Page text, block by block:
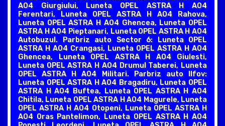
A04 Giurgiului, Luneta OPEL ASTRA H A04
Ferentari, Luneta OPEL ASTRA H A04 Rahova,
Luneta OPEL ASTRA H A04 Ghencea, Luneta OPEL
ASTRA H A04 Pieptanari, Luneta OPEL ASTRA H A04
Autobuzul. Parbriz auto Sector 6: Luneta OPEL
ASTRA H A04 Crangasi, Luneta OPEL ASTRA H A04
Ghencea, Luneta OPEL ASTRA H A04 Giulesti,
Luneta OPEL ASTRA H A04 Drumul Taberei, Luneta
OPEL ASTRA H A04 Militari. Parbriz auto Ilfov:
Luneta OPEL ASTRA H A04 Bragadiru, Luneta OPEL
ASTRA H A04 Buftea, Luneta OPEL ASTRA H A04
Chitila, Luneta OPEL ASTRA H A04 Magurele, Luneta
OPEL ASTRA H A04 Otopeni, Luneta OPEL ASTRA H
A04 Oras Pantelimon, Luneta OPEL ASTRA H A04